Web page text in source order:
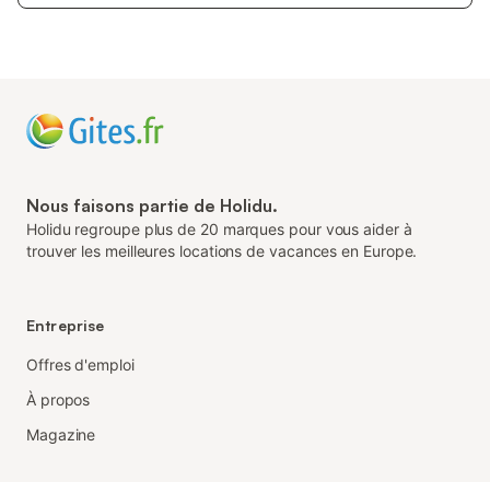
Nous faisons partie de Holidu.
Holidu regroupe plus de 20 marques pour vous aider à
trouver les meilleures locations de vacances en Europe.
Entreprise
Offres d'emploi
À propos
Magazine